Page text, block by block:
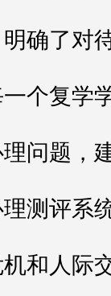
明确了对
个复学
问题，
测评系
和人际